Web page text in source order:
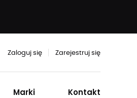
Zaloguj się Zarejestruj się
Marki Kontakt